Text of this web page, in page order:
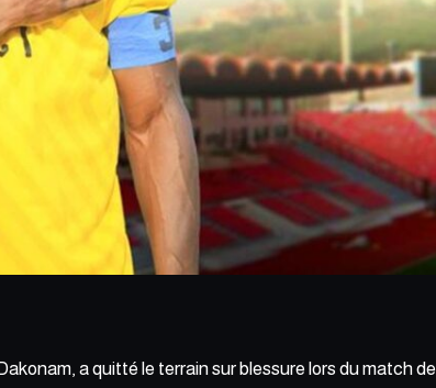
a quitté le terrain sur blessure lors du match de